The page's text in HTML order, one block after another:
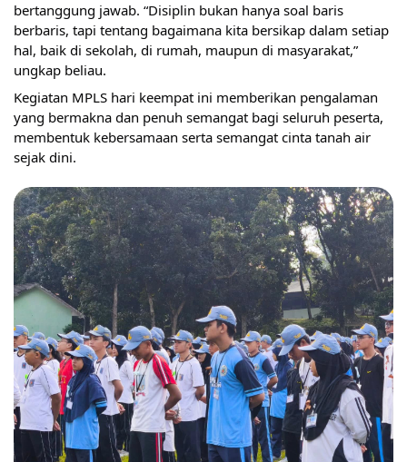
bertanggung jawab. “Disiplin bukan hanya soal baris
berbaris, tapi tentang bagaimana kita bersikap dalam setiap
hal, baik di sekolah, di rumah, maupun di masyarakat,”
ungkap beliau.
Kegiatan MPLS hari keempat ini memberikan pengalaman
yang bermakna dan penuh semangat bagi seluruh peserta,
membentuk kebersamaan serta semangat cinta tanah air
sejak dini.